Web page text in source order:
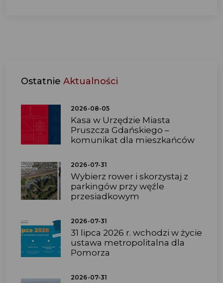
Ostatnie Aktualności
2026-08-05
Kasa w Urzędzie Miasta
Pruszcza Gdańskiego –
komunikat dla mieszkańców
2026-07-31
Wybierz rower i skorzystaj z
parkingów przy węźle
przesiadkowym
2026-07-31
31 lipca 2026 r. wchodzi w życie
ustawa metropolitalna dla
Pomorza
2026-07-31